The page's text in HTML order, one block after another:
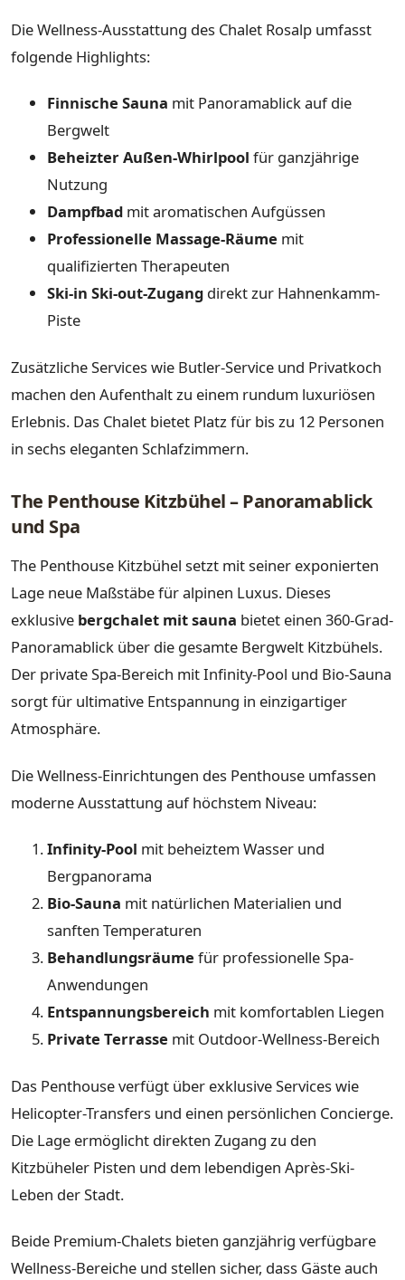
Die Wellness-Ausstattung des Chalet Rosalp umfasst
folgende Highlights:
Finnische Sauna mit Panoramablick auf die
Bergwelt
Beheizter Außen-Whirlpool für ganzjährige
Nutzung
Dampfbad mit aromatischen Aufgüssen
Professionelle Massage-Räume mit
qualifizierten Therapeuten
Ski-in Ski-out-Zugang direkt zur Hahnenkamm-
Piste
Zusätzliche Services wie Butler-Service und Privatkoch
machen den Aufenthalt zu einem rundum luxuriösen
Erlebnis. Das Chalet bietet Platz für bis zu 12 Personen
in sechs eleganten Schlafzimmern.
The Penthouse Kitzbühel – Panoramablick
und Spa
The Penthouse Kitzbühel setzt mit seiner exponierten
Lage neue Maßstäbe für alpinen Luxus. Dieses
exklusive bergchalet mit sauna bietet einen 360-Grad-
Panoramablick über die gesamte Bergwelt Kitzbühels.
Der private Spa-Bereich mit Infinity-Pool und Bio-Sauna
sorgt für ultimative Entspannung in einzigartiger
Atmosphäre.
Die Wellness-Einrichtungen des Penthouse umfassen
moderne Ausstattung auf höchstem Niveau:
Infinity-Pool mit beheiztem Wasser und
Bergpanorama
Bio-Sauna mit natürlichen Materialien und
sanften Temperaturen
Behandlungsräume für professionelle Spa-
Anwendungen
Entspannungsbereich mit komfortablen Liegen
Private Terrasse mit Outdoor-Wellness-Bereich
Das Penthouse verfügt über exklusive Services wie
Helicopter-Transfers und einen persönlichen Concierge.
Die Lage ermöglicht direkten Zugang zu den
Kitzbüheler Pisten und dem lebendigen Après-Ski-
Leben der Stadt.
Beide Premium-Chalets bieten ganzjährig verfügbare
Wellness-Bereiche und stellen sicher, dass Gäste auch